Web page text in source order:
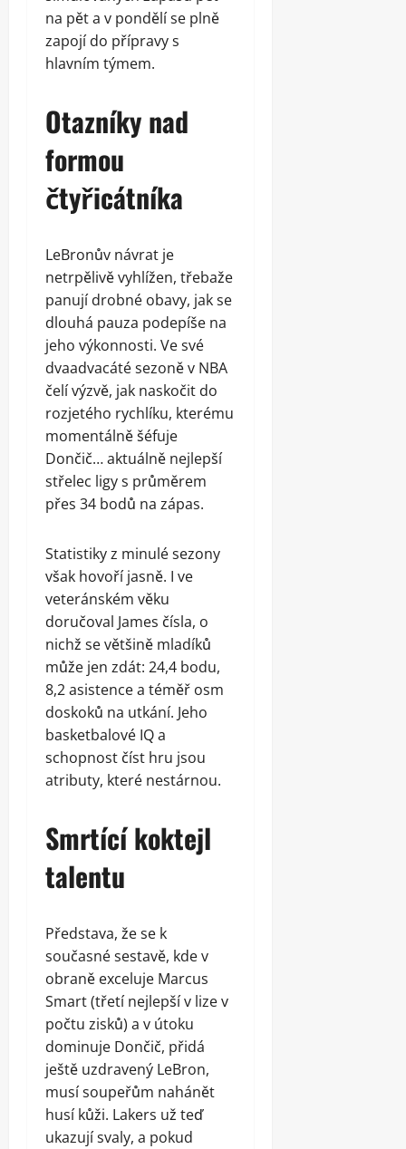
na pět a v pondělí se plně
zapojí do přípravy s
hlavním týmem.
Otazníky nad
formou
čtyřicátníka
LeBronův návrat je
netrpělivě vyhlížen, třebaže
panují drobné obavy, jak se
dlouhá pauza podepíše na
jeho výkonnosti. Ve své
dvaadvacáté sezoně v NBA
čelí výzvě, jak naskočit do
rozjetého rychlíku, kterému
momentálně šéfuje
Dončič… aktuálně nejlepší
střelec ligy s průměrem
přes 34 bodů na zápas.
Statistiky z minulé sezony
však hovoří jasně. I ve
veteránském věku
doručoval James čísla, o
nichž se většině mladíků
může jen zdát: 24,4 bodu,
8,2 asistence a téměř osm
doskoků na utkání. Jeho
basketbalové IQ a
schopnost číst hru jsou
atributy, které nestárnou.
Smrtící koktejl
talentu
Představa, že se k
současné sestavě, kde v
obraně exceluje Marcus
Smart (třetí nejlepší v lize v
počtu zisků) a v útoku
dominuje Dončič, přidá
ještě uzdravený LeBron,
musí soupeřům nahánět
husí kůži. Lakers už teď
ukazují svaly, a pokud